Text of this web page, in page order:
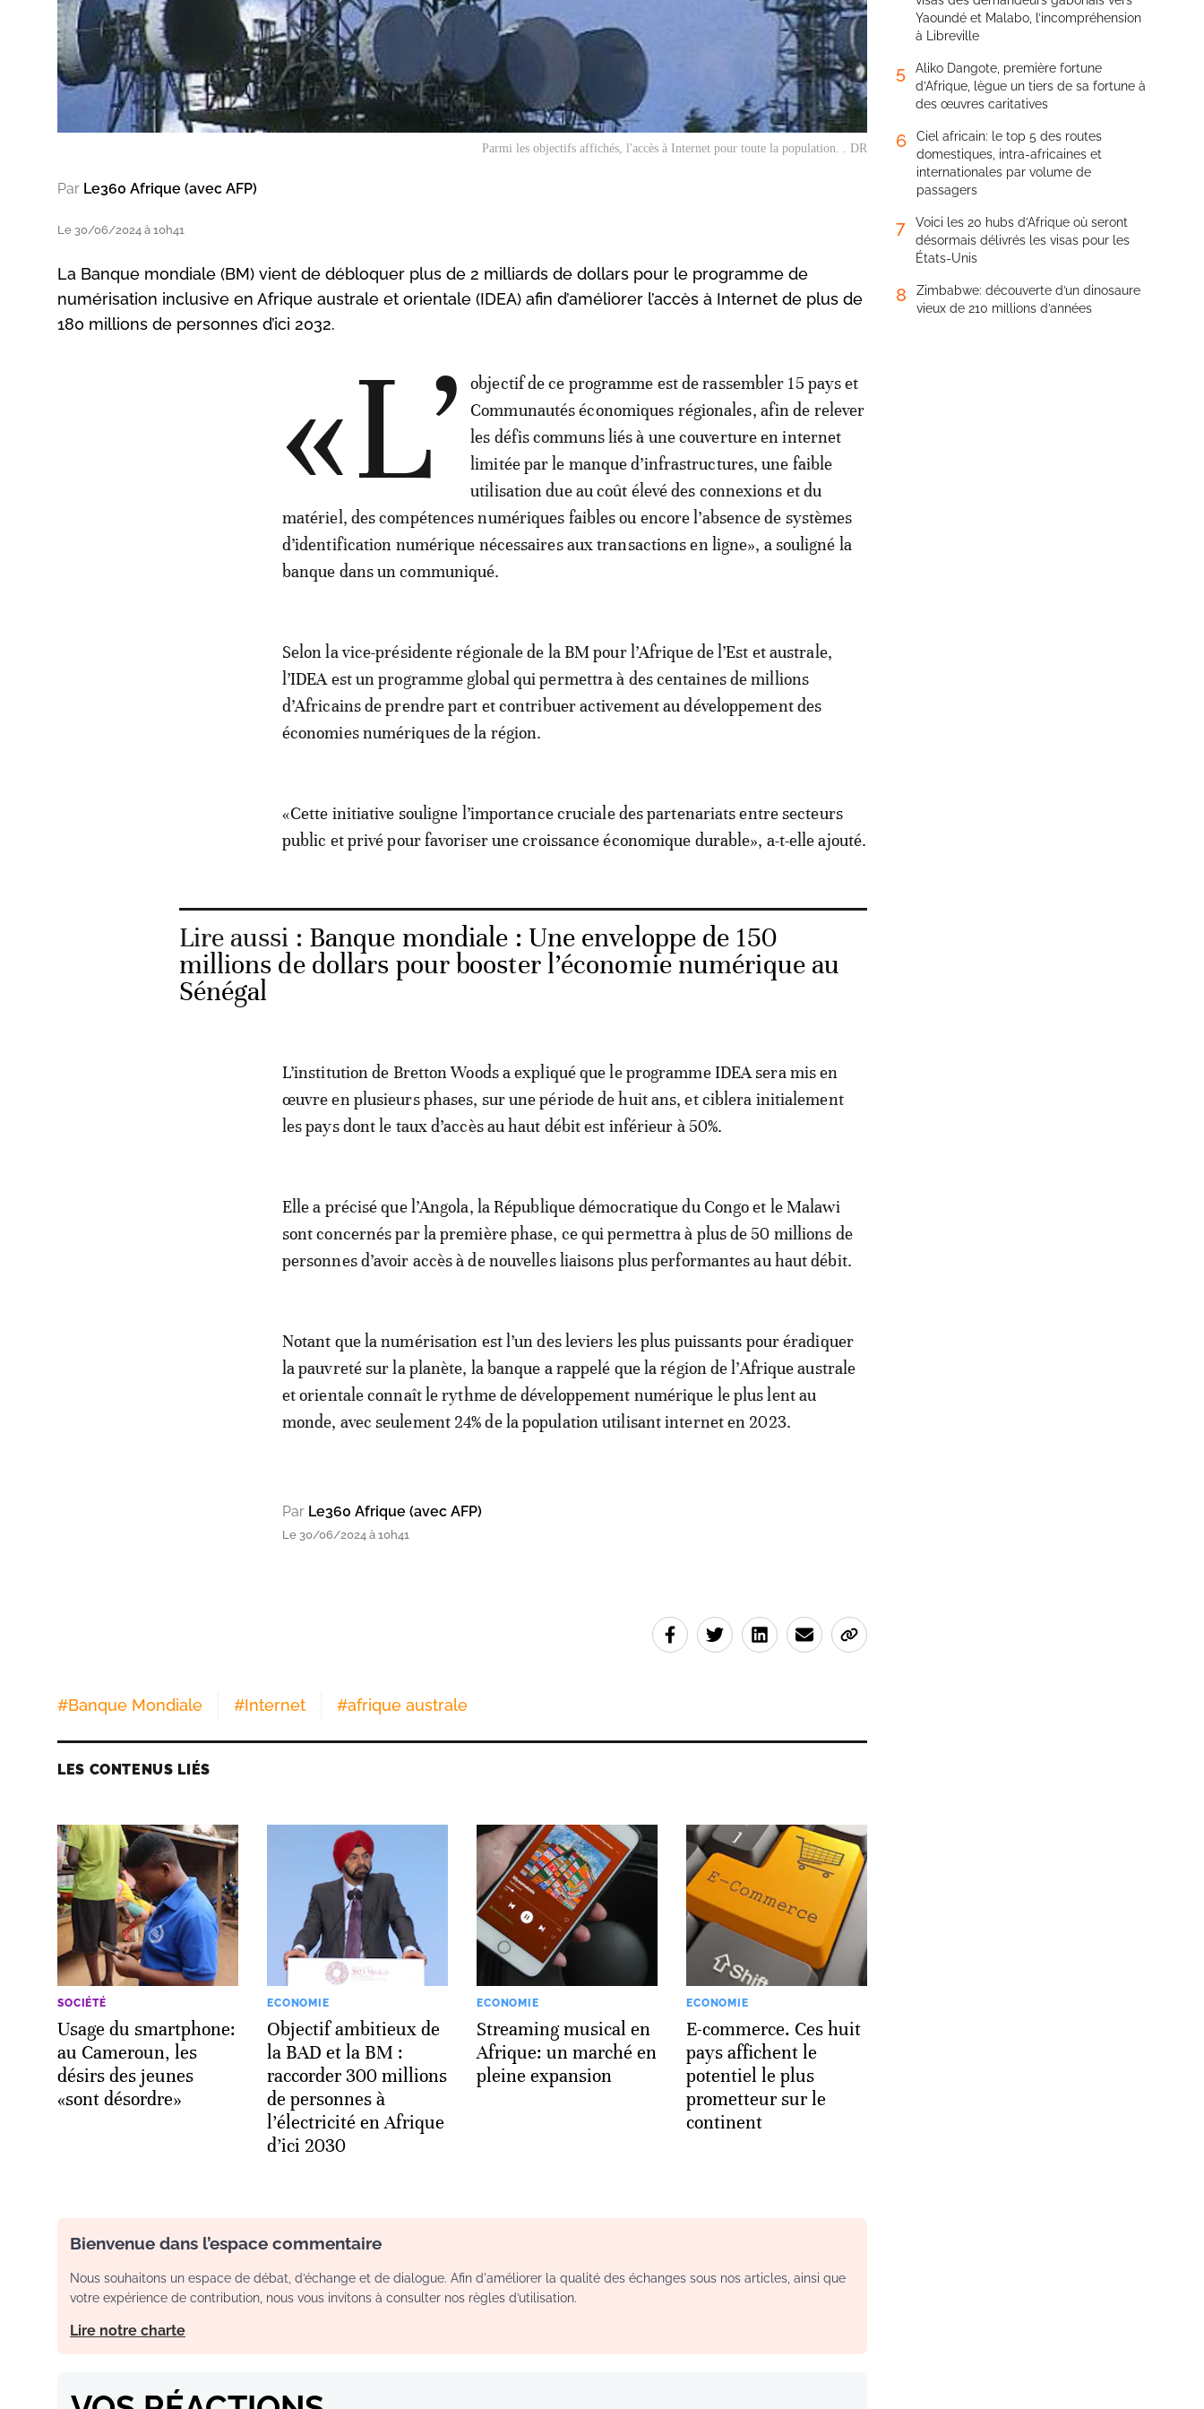
Parmi les objectifs affichés, l'accès à Internet pour toute la population. . DR
Par Le360 Afrique (avec AFP)
Le 30/06/2024 à 10h41
La Banque mondiale (BM) vient de débloquer plus de 2 milliards de dollars pour le programme de
numérisation inclusive en Afrique australe et orientale (IDEA) afin d’améliorer l’accès à Internet de plus de
180 millions de personnes d’ici 2032.
«L’
objectif de ce programme est de rassembler 15 pays et
Communautés économiques régionales, afin de relever
les défis communs liés à une couverture en internet
limitée par le manque d’infrastructures, une faible
utilisation due au coût élevé des connexions et du
matériel, des compétences numériques faibles ou encore l’absence de systèmes
d’identification numérique nécessaires aux transactions en ligne», a souligné la
banque dans un communiqué.
Selon la vice-présidente régionale de la BM pour l’Afrique de l’Est et australe,
l’IDEA est un programme global qui permettra à des centaines de millions
d’Africains de prendre part et contribuer activement au développement des
économies numériques de la région.
«Cette initiative souligne l’importance cruciale des partenariats entre secteurs
public et privé pour favoriser une croissance économique durable», a-t-elle ajouté.
Lire aussi : Banque mondiale : Une enveloppe de 150
millions de dollars pour booster l’économie numérique au
Sénégal
L’institution de Bretton Woods a expliqué que le programme IDEA sera mis en
œuvre en plusieurs phases, sur une période de huit ans, et ciblera initialement
les pays dont le taux d’accès au haut débit est inférieur à 50%.
Elle a précisé que l’Angola, la République démocratique du Congo et le Malawi
sont concernés par la première phase, ce qui permettra à plus de 50 millions de
personnes d’avoir accès à de nouvelles liaisons plus performantes au haut débit.
Notant que la numérisation est l’un des leviers les plus puissants pour éradiquer
la pauvreté sur la planète, la banque a rappelé que la région de l’Afrique australe
et orientale connaît le rythme de développement numérique le plus lent au
monde, avec seulement 24% de la population utilisant internet en 2023.
Par Le360 Afrique (avec AFP)
Le 30/06/2024 à 10h41
#Banque Mondiale #Internet #afrique australe
LES CONTENUS LIÉS
SOCIÉTÉ
Usage du smartphone:
au Cameroun, les
désirs des jeunes
«sont désordre»
ECONOMIE
Objectif ambitieux de
la BAD et la BM :
raccorder 300 millions
de personnes à
l’électricité en Afrique
d’ici 2030
ECONOMIE
Streaming musical en
Afrique: un marché en
pleine expansion
ECONOMIE
E-commerce. Ces huit
pays affichent le
potentiel le plus
prometteur sur le
continent
Bienvenue dans l’espace commentaire
Nous souhaitons un espace de débat, d’échange et de dialogue. Afin d'améliorer la qualité des échanges sous nos articles, ainsi que
votre expérience de contribution, nous vous invitons à consulter nos règles d’utilisation.
Lire notre charte
Yaoundé et Malabo, l’incompréhension
à Libreville
5
Aliko Dangote, première fortune
d’Afrique, lègue un tiers de sa fortune à
des œuvres caritatives
6
Ciel africain: le top 5 des routes
domestiques, intra-africaines et
internationales par volume de
passagers
7
Voici les 20 hubs d’Afrique où seront
désormais délivrés les visas pour les
États-Unis
8
Zimbabwe: découverte d’un dinosaure
vieux de 210 millions d’années